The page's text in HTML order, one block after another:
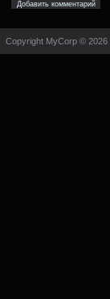
Copyright MyCorp © 2026